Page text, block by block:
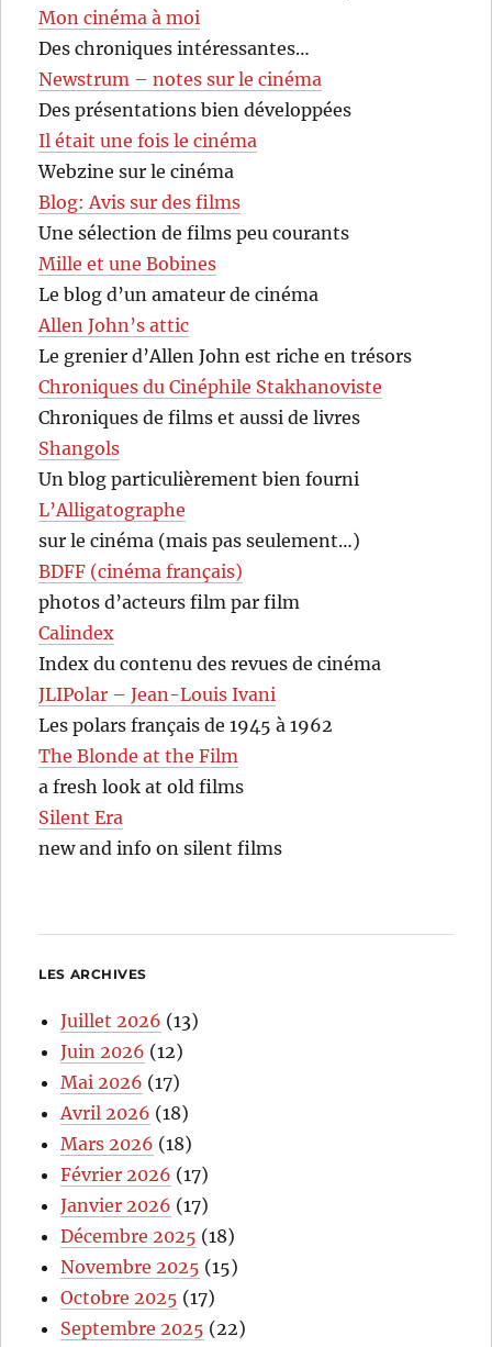
Mon cinéma à moi
Des chroniques intéressantes…
Newstrum – notes sur le cinéma
Des présentations bien développées
Il était une fois le cinéma
Webzine sur le cinéma
Blog: Avis sur des films
Une sélection de films peu courants
Mille et une Bobines
Le blog d’un amateur de cinéma
Allen John’s attic
Le grenier d’Allen John est riche en trésors
Chroniques du Cinéphile Stakhanoviste
Chroniques de films et aussi de livres
Shangols
Un blog particulièrement bien fourni
L’Alligatographe
sur le cinéma (mais pas seulement…)
BDFF (cinéma français)
photos d’acteurs film par film
Calindex
Index du contenu des revues de cinéma
JLIPolar – Jean-Louis Ivani
Les polars français de 1945 à 1962
The Blonde at the Film
a fresh look at old films
Silent Era
new and info on silent films
LES ARCHIVES
Juillet 2026 (13)
Juin 2026 (12)
Mai 2026 (17)
Avril 2026 (18)
Mars 2026 (18)
Février 2026 (17)
Janvier 2026 (17)
Décembre 2025 (18)
Novembre 2025 (15)
Octobre 2025 (17)
Septembre 2025 (22)